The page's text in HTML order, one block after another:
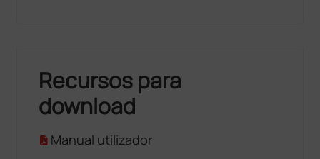
Recursos para
download
Manual utilizador